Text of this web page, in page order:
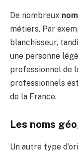
De nombreux
métiers. Par
blanchisseur,
une personne
professionnel de
professionnels
de la France.
Les noms
Un autre type